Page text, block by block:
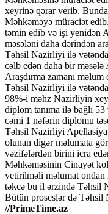
xeyrinə qərar verib.
Məhkəməyə müraciət
təmin edib və işi yenidən
məsələni daha dərindən
Təhsil Nazirliyi ilə
cəlb edən daha bir məsələ
Araşdırma zamanı
Təhsil Nazirliyi ilə
98%-i məhz Nazirliyin
diplom tanıma ilə bağlı
cəmi 1 nəfərin diplomu
Təhsil Nazirliyi
olunan digər məlumata
vəzifələrdən birini icra
Məhkəməsinin Cinayət
yetirilməli məlumat ondan
təkcə bu il ərzində Təhsil
Bütün proseslər də
//PrimeTime.az